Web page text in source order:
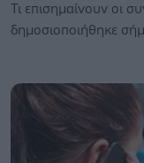
Τι επισημαίνουν οι
δημοσιοποιήθηκε